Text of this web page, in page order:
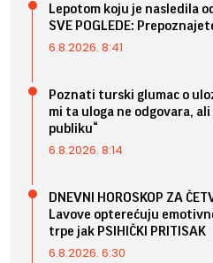
Lepotom koju je nasledila
SVE POGLEDE:
6.8.2026. 8:41
Poznati turski glumac o
mi ta uloga ne odgovara,
publiku“
6.8.2026. 8:14
DNEVNI HOROSKOP ZA
Lavove opterećuju
trpe jak PSIHIČKI PRITISAK
6.8.2026. 6:30